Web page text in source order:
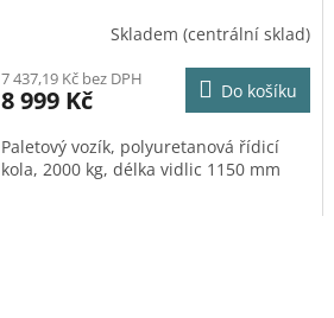
R
M
A
Skladem (centrální sklad)
7 437,19 Kč bez DPH
8 999 Kč Do košíku
Paletový vozík, polyuretanová řídicí
kola, 2000 kg, délka vidlic 1150 mm